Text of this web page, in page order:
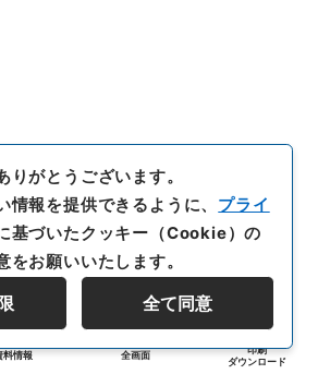
料情報 全画面
印刷
ダウンロード
りがとうございます。
情報を提供できるように、 プライ
基づいたクッキー（Cookie）の
をお願いいたします。
全て同意